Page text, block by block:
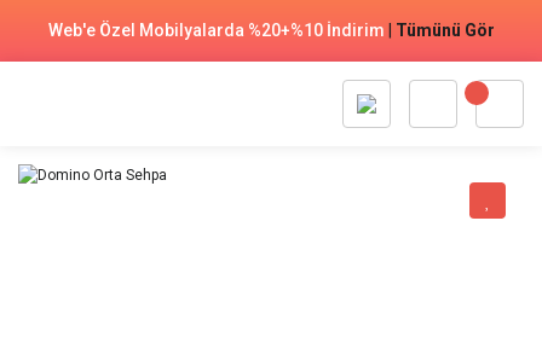
Web'e Özel Mobilyalarda %20+%10 İndirim Tümünü Gör